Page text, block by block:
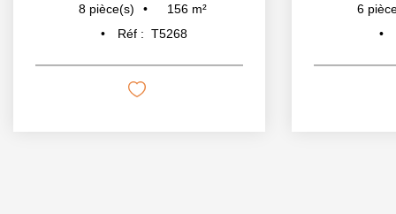
8 pièce(s) 156 m²
Réf : T5268
6